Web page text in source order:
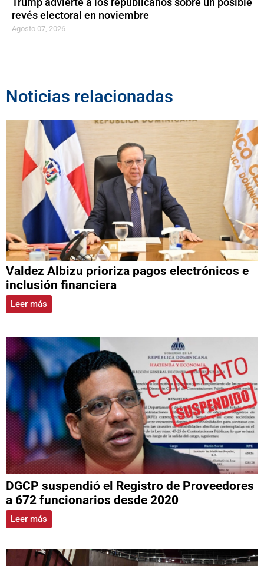
revés electoral en noviembre
Agosto 07, 2026
Noticias relacionadas
Valdez Albizu prioriza pagos electrónicos e
inclusión financiera
Leer más
DGCP suspendió el Registro de Proveedores
a 672 funcionarios desde 2020
Leer más